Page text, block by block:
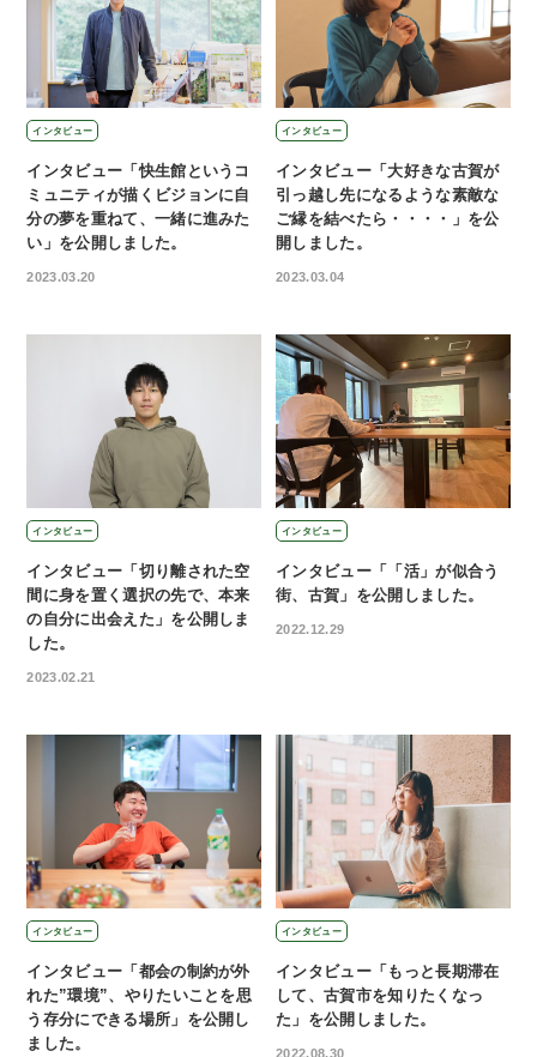
インタビュー
インタビュー「快生館というコ
ミュニティが描くビジョンに自
分の夢を重ねて、一緒に進みた
い」を公開しました。
2023.03.20
インタビュー
インタビュー「大好きな古賀が
引っ越し先になるような素敵な
ご縁を結べたら・・・・」を公
開しました。
2023.03.04
インタビュー
インタビュー「切り離された空
間に身を置く選択の先で、本来
の自分に出会えた」を公開しま
した。
2023.02.21
インタビュー
インタビュー「「活」が似合う
街、古賀」を公開しました。
2022.12.29
インタビュー
インタビュー「都会の制約が外
れた”環境”、やりたいことを思
う存分にできる場所」を公開し
ました。
インタビュー
インタビュー「もっと長期滞在
して、古賀市を知りたくなっ
た」を公開しました。
2022.08.30